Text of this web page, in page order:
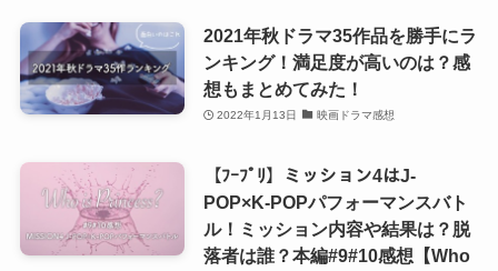
2021年秋ドラマ35作品を勝手にラ
ンキング！満足度が高いのは？感
想もまとめてみた！
2022年1月13日 映画ドラマ感想
【ﾌｰﾌﾟﾘ】ミッション4はJ-
POP×K-POPパフォーマンスバト
ル！ミッション内容や結果は？脱
落者は誰？本編#9#10感想【Who